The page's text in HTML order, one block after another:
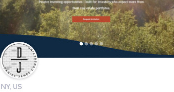
NY, US